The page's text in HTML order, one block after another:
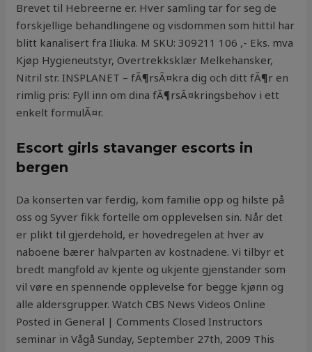
Brevet til Hebreerne er. Hver samling tar for seg de
forskjellige behandlingene og visdommen som hittil har
blitt kanalisert fra Iliuka. M SKU: 309211 106 ,- Eks. mva
Kjøp Hygieneutstyr, Overtrekksklær Melkehansker,
Nitril str. INSPLANET – fÃ¶rsÃ¤kra dig och ditt fÃ¶r en
rimlig pris: Fyll inn om dina fÃ¶rsÃ¤kringsbehov i ett
enkelt formulÃ¤r.
Escort girls stavanger escorts in
bergen
Da konserten var ferdig, kom familie opp og hilste på
oss og Syver fikk fortelle om opplevelsen sin. Når det
er plikt til gjerdehold, er hovedregelen at hver av
naboene bærer halvparten av kostnadene. Vi tilbyr et
bredt mangfold av kjente og ukjente gjenstander som
vil vøre en spennende opplevelse for begge kjønn og
alle aldersgrupper. Watch CBS News Videos Online
Posted in General | Comments Closed Instructors
seminar in Vågå Sunday, September 27th, 2009 This